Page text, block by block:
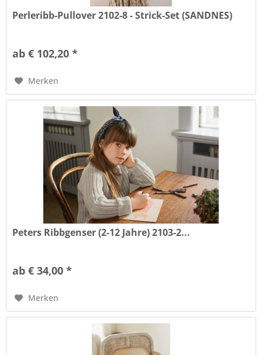
Perleribb-Pullover 2102-8 - Strick-Set (SANDNES)
ab € 102,20 *
Merken
Peters Ribbgenser (2-12 Jahre) 2103-2...
ab € 34,00 *
Merken